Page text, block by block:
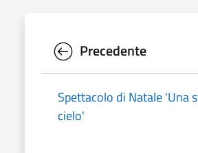
Precedente
Spettacolo di Natale 'Una
cielo'